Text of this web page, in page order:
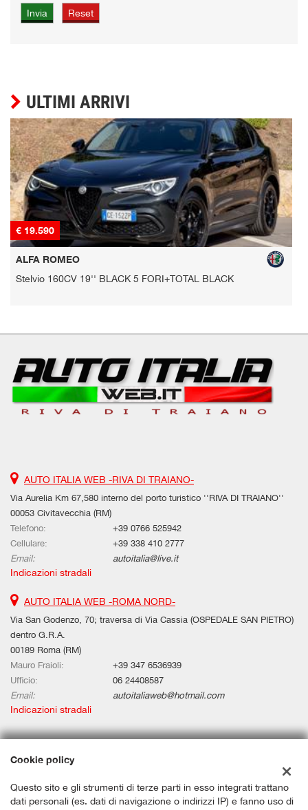
ULTIMI ARRIVI
€ 19.590
ALFA ROMEO
Stelvio 160CV 19'' BLACK 5 FORI+TOTAL BLACK
AUTO ITALIA WEB -RIVA DI TRAIANO-
Via Aurelia Km 67,580 interno del porto turistico ''RIVA DI TRAIANO''
00053 Civitavecchia (RM)
Telefono:
+39 0766 525942
Cellulare:
+39 338 410 2777
Email:
autoitalia@live.it
Indicazioni stradali
AUTO ITALIA WEB -ROMA NORD-
Via San Godenzo, 70; traversa di Via Cassia (OSPEDALE SAN PIETRO)
dentro G.R.A.
00189 Roma (RM)
Mauro Fraioli:
+39 347 6536939
Ufficio:
06 24408587
Email:
autoitaliaweb@hotmail.com
Indicazioni stradali
Dati fiscali:
Via Aurelia Km 67,580, Civitavecchia (RM)
C.F/P.IVA:12659191006
Cookie policy
Questo sito e gli strumenti di terze parti in esso integrati trattano
dati personali (es. dati di navigazione o indirizzi IP) e fanno uso di